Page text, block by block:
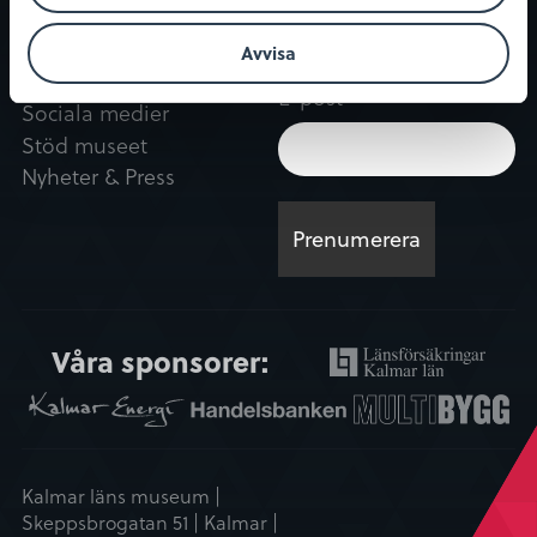
Avvisa
Kontakt
Kontaktuppgifter
Sociala medier
Stöd museet
Nyheter & Press
Nyhetsbrev
E-post
Våra sponsorer:
Kalmar läns museum |
Skeppsbrogatan 51 | Kalmar |